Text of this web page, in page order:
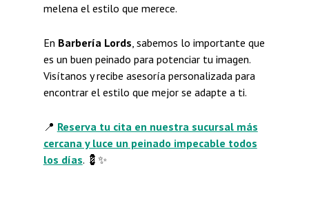
melena el estilo que merece.
En Barbería Lords, sabemos lo importante que
es un buen peinado para potenciar tu imagen.
Visítanos y recibe asesoría personalizada para
encontrar el estilo que mejor se adapte a ti.
📍 Reserva tu cita en nuestra sucursal más
cercana y luce un peinado impecable todos
los días. 💈✨